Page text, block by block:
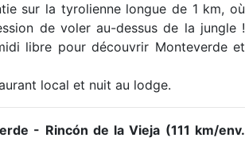
sur la tyrolienne longue de 1 km, où
de voler au-dessus de la jungle !
libre pour découvrir Monteverde et
local et nuit au lodge.
- Rincón de la Vieja (111 km/env.